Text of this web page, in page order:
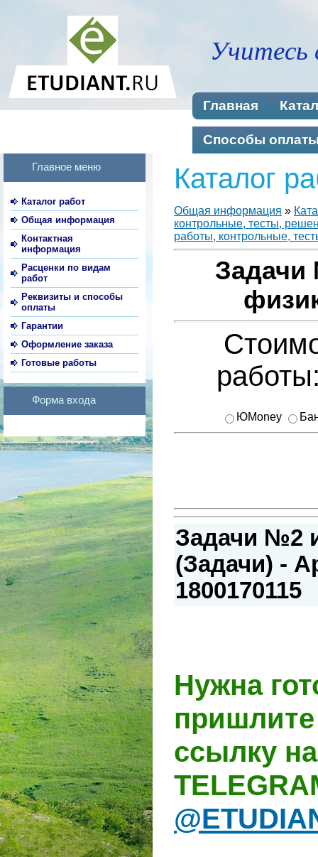
Учитесь
Главная
Способы
Главное меню
Каталог работ
Общая информация
Контактная
информация
Расценки по видам
работ
Реквизиты и способы
оплаты
Гарантии
Оформление заказа
Готовые работы
Форма входа
Каталог
Общая информация »
контрольные, тесты,
работы, контрольные,
ЮMoney
Задачи №2
(Задачи) -
1800170115
Нужна
ссылку